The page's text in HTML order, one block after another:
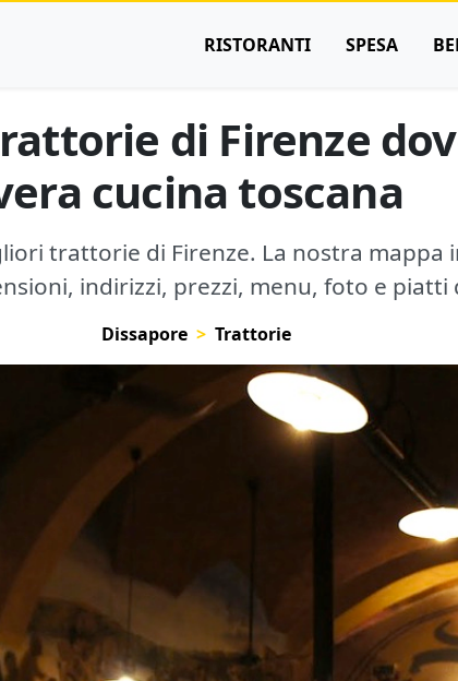
RISTORANTI SPESA
di Firenze
cucina toscana
trattorie di Firenze. La nostra mappa
indirizzi, prezzi, menu, foto e piatti
Dissapore Trattorie